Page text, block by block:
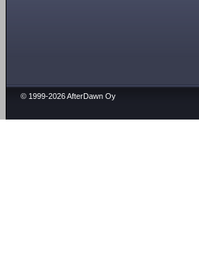
© 1999-2026 AfterDawn Oy